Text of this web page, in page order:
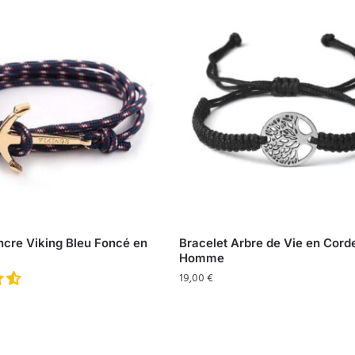
Viking Bleu Foncé en
Bracelet Arbre de Vie en
Homme
19,00€